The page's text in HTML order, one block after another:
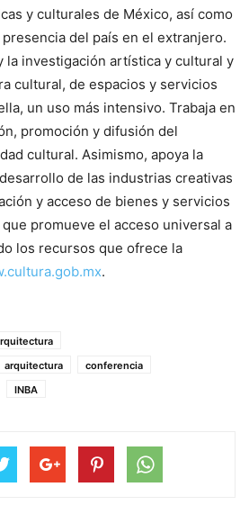
y culturales de México, así como
del país en el extranjero.
la investigación artística y cultural y
cultural, de espacios y servicios
un uso más intensivo. Trabaja en
promoción y difusión del
cultural. Asimismo, apoya la
de las industrias creativas
y acceso de bienes y servicios
promueve el acceso universal a
los recursos que ofrece la
.
arquitectura
conferencia
INBA